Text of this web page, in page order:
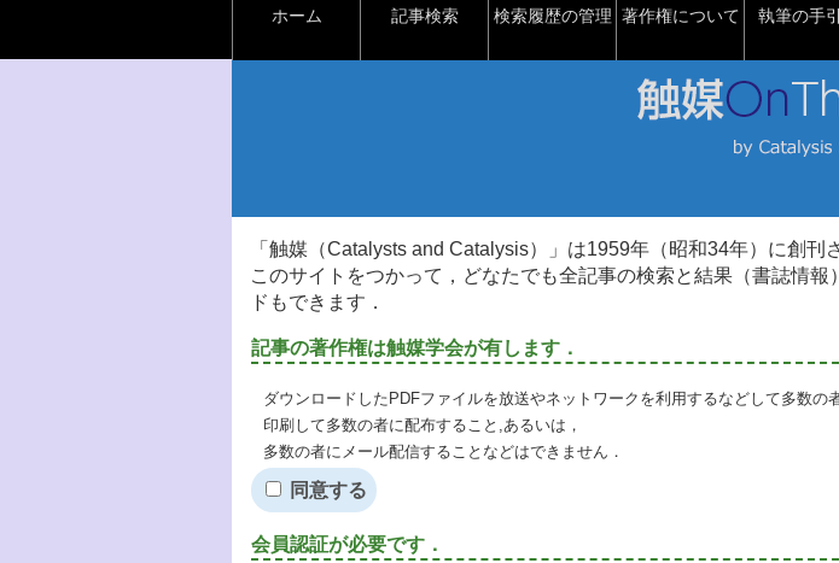
ホーム 記事検索 検索履歴の管理 著作権について 執筆の手
「触媒（Catalysts and Catalysis）」は1959年（昭和34年）に創刊
このサイトをつかって，どなたでも全記事の検索と結果（書誌情
ドもできます．
記事の著作権は触媒学会が有します．
ダウンロードしたPDFファイルを放送やネットワークを利用するなどして多数の
印刷して多数の者に配布すること,あるいは，
多数の者にメール配信することなどはできません．
同意する
会員認証が必要です．